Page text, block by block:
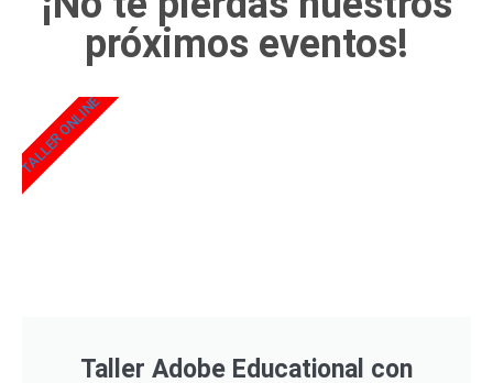
próximos eventos!
Taller Adobe Educational con
TALLER ONLINE